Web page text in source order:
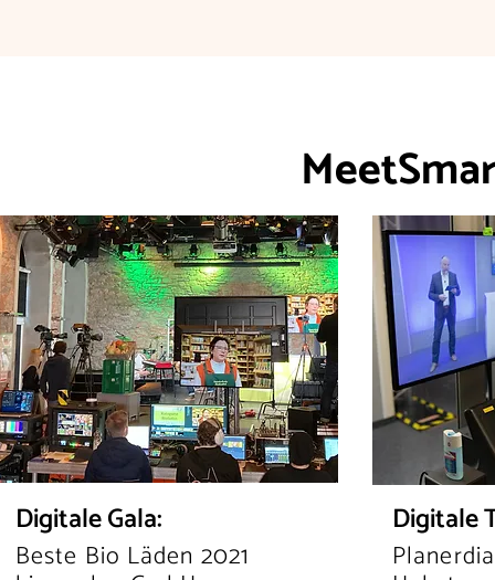
Beste Bio Läden 2021
Digitale Gala: Digitale